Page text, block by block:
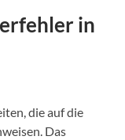
in
die auf die
Das